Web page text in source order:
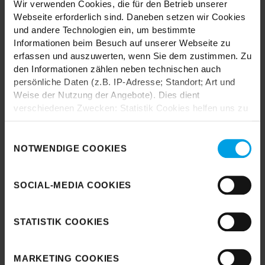
Wir verwenden Cookies, die für den Betrieb unserer
Webseite erforderlich sind. Daneben setzen wir Cookies
und andere Technologien ein, um bestimmte
Informationen beim Besuch auf unserer Webseite zu
erfassen und auszuwerten, wenn Sie dem zustimmen. Zu
den Informationen zählen neben technischen auch
persönliche Daten (z.B. IP-Adresse; Standort; Art und
Weise der Nutzung der Angebote). Dies dient
verschiedenen Zwecken: Statistik Cookies helfen uns zu
anonymisiert für statistische Zwecke auszuwerten.
Marketing Cookies helfen uns, Ihnen personalisierte
es, eine Verbindung zu sozialen Netzwerken aufzubauen,
Kategorien sie neben den notwendigen Cookies zulassen
NOTWENDIGE COOKIES
SOCIAL-MEDIA COOKIES
STATISTIK COOKIES
MARKETING COOKIES
Durch das Laden akzeptieren Sie die
Datenschutzbestimmungen von Google.